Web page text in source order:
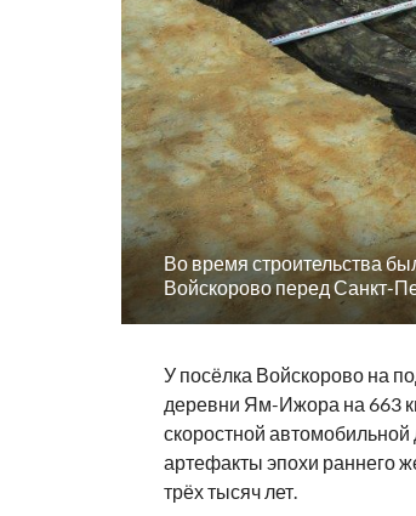
Во время строительства
Войскорово перед Санкт-
У посёлка Войскорово на
деревни Ям-Ижора на 663
скоростной
артефакты эпохи раннего
трёх тысяч лет.